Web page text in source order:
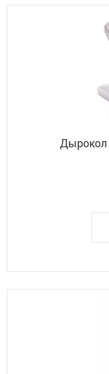
Дырокол